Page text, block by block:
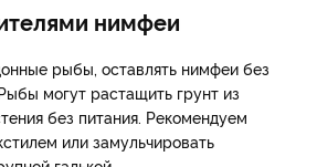
нимфеи
рыбы, оставлять нимфеи без
могут растащить грунт из
без питания. Рекомендуем
или замульчировать